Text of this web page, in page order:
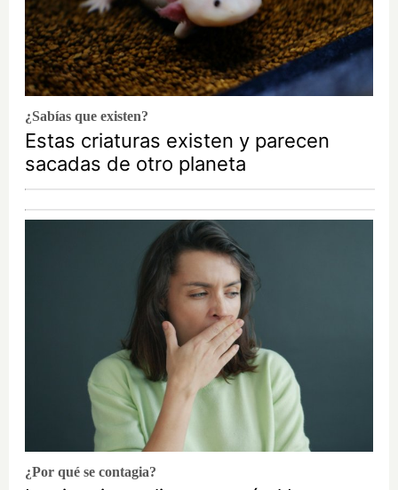
¿Sabías que existen?
Estas criaturas existen y parecen
sacadas de otro planeta
¿Por qué se contagia?